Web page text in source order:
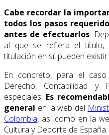
Cabe recordar la
todos los pasos
antes de efectuarlos.
al que se refiera el título,
titulación en sí, pueden
En concreto, para el
Derecho, Contabilidad y
especiales. Es
general en la web del
Colombia, así como en la
Cultura y Deporte de España.